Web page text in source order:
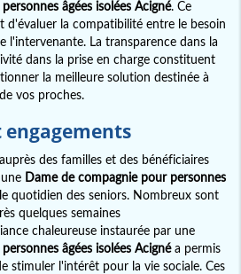
âgées isolées Acigné. Ce
d'évaluer la compatibilité entre le besoin
l'intervenante. La transparence dans la
dans la prise en charge constituent
la meilleure solution destinée à
vos proches.
engagements
des familles et des bénéficiaires
Dame de compagnie pour personnes
quotidien des seniors. Nombreux sont
quelques semaines
chaleureuse instaurée par une
âgées isolées Acignéa permis
stimuler l'intérêt pour la vie sociale. Ces